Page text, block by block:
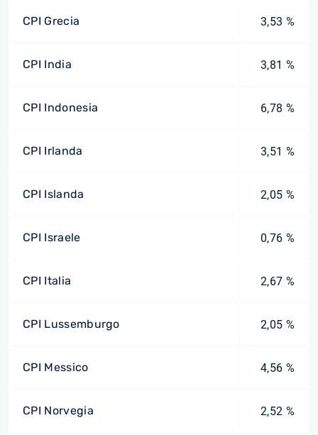
CPI Grecia 3,53 %
CPI India 3,81 %
CPI Indonesia 6,78 %
CPI Irlanda 3,51 %
CPI Islanda 2,05 %
CPI Israele 0,76 %
CPI Italia 2,67 %
CPI Lussemburgo 2,05 %
CPI Messico 4,56 %
CPI Norvegia 2,52 %